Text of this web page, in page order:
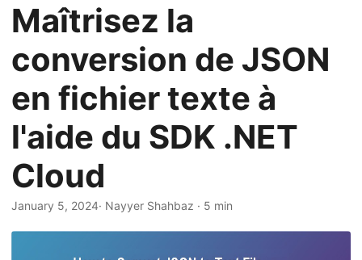
l
a
n
v
i
g
a
Maîtrisez la
conversion de JSON
en fichier texte à
l'aide du SDK .NET
Cloud
January 5, 2024· Nayyer Shahbaz · 5 min